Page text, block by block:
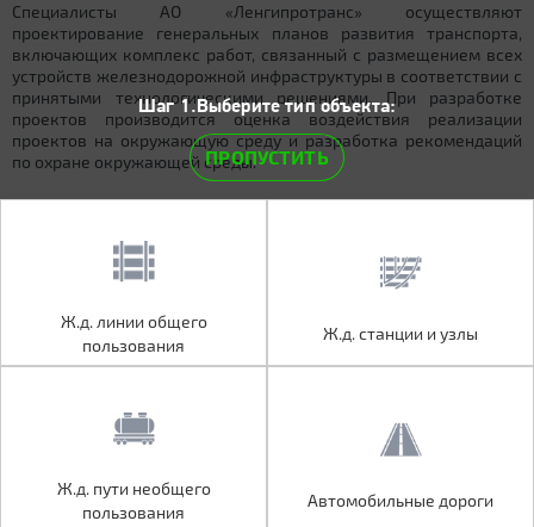
Специалисты АО «Ленгипротранс» осуществляют
проектирование генеральных планов развития транспорта,
включающих комплекс работ, связанный с размещением всех
устройств железнодорожной инфраструктуры в соответствии с
принятыми технологическими решениями. При разработке
проектов производится оценка воздействия реализации
проектов на окружающую среду и разработка рекомендаций
по охране окружающей среды.
Ж.д. линии общего
пользования
Ж.д. пути необщего
пользования
Автомобильные дороги
Шаг 1.Выберите тип объекта:
ПРОПУСТИТЬ
Ж.д. линии общего
пользования
Ж.д. станции и узлы
Ж.д. пути необщего
пользования
Автомобильные дороги